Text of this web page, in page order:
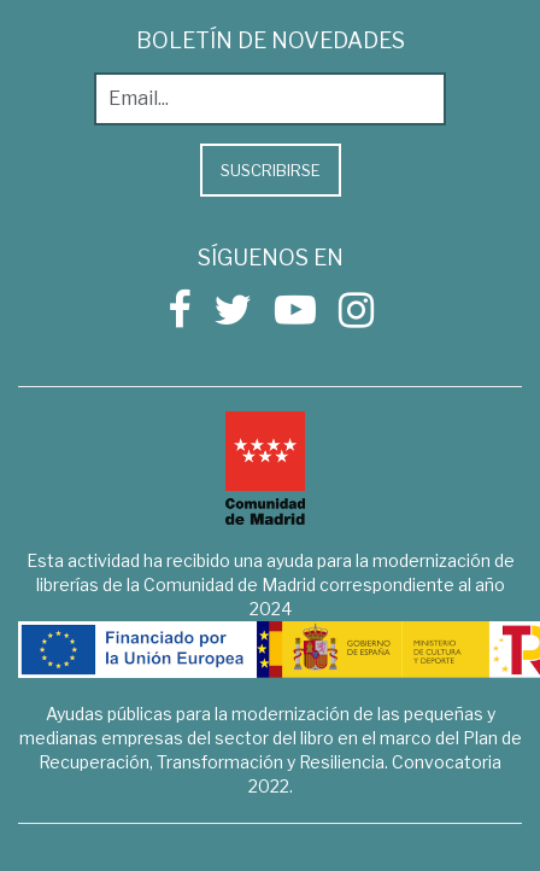
BOLETÍN DE NOVEDADES
SUSCRIBIRSE
SÍGUENOS EN
Esta actividad ha recibido una ayuda para la modernización de
librerías de la Comunidad de Madrid correspondiente al año
2024
Ayudas públicas para la modernización de las pequeñas y
medianas empresas del sector del libro en el marco del Plan de
Recuperación, Transformación y Resiliencia. Convocatoria
2022.